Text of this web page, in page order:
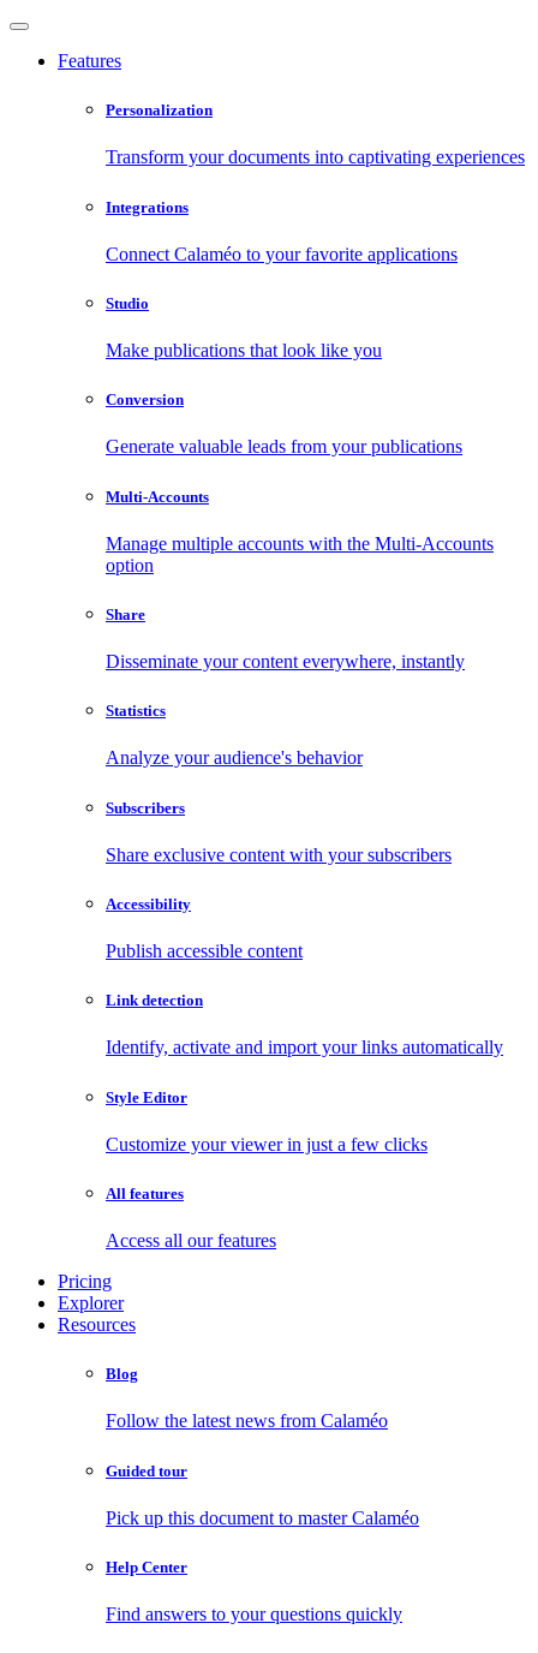
Features
Personalization
Transform your documents into captivating experiences
Integrations
Connect Calaméo to your favorite applications
Studio
Make publications that look like you
Conversion
Generate valuable leads from your publications
Multi-Accounts
Manage multiple accounts with the Multi-Accounts
option
Share
Disseminate your content everywhere, instantly
Statistics
Analyze your audience's behavior
Subscribers
Share exclusive content with your subscribers
Accessibility
Publish accessible content
Link detection
Identify, activate and import your links automatically
Style Editor
Customize your viewer in just a few clicks
All features
Access all our features
Pricing
Explorer
Resources
Blog
Follow the latest news from Calaméo
Guided tour
Pick up this document to master Calaméo
Help Center
Find answers to your questions quickly